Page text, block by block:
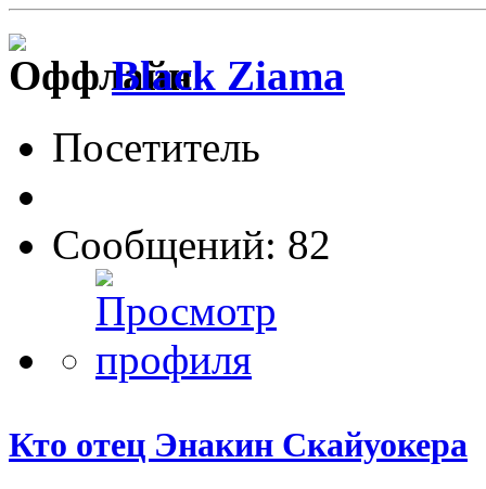
Black Ziama
Посетитель
Сообщений: 82
Кто отец Энакин Скайуокера